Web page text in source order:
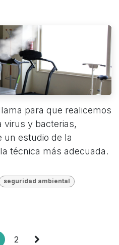
para que realicemos
virus y bacterias,
un estudio de la
técnica más adecuada.
seguridad ambiental
2